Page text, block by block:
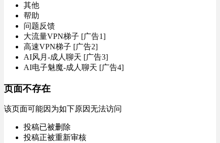
其他
帮助
问题反馈
大流量VPN梯子 [广告1]
高速VPN梯子 [广告2]
AI风月-成人聊天 [广告3]
AI电子魅魔-成人聊天 [广告4]
页面不存在
该页面可能因为如下原因无法访问
投稿已被删除
投稿正被重新审核